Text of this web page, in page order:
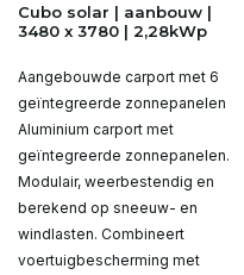
Cubo solar | aanbouw |
3480 x 3780 | 2,28kWp
Aangebouwde carport met 6
geïntegreerde zonnepanelen
Aluminium carport met
geïntegreerde zonnepanelen.
Modulair, weerbestendig en
berekend op sneeuw- en
windlasten. Combineert
voertuigbescherming met